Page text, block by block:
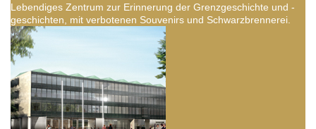
Lebendiges Zentrum zur Erinnerung der Grenzgeschichte und -
geschichten, mit verbotenen Souvenirs und Schwarzbrennerei.